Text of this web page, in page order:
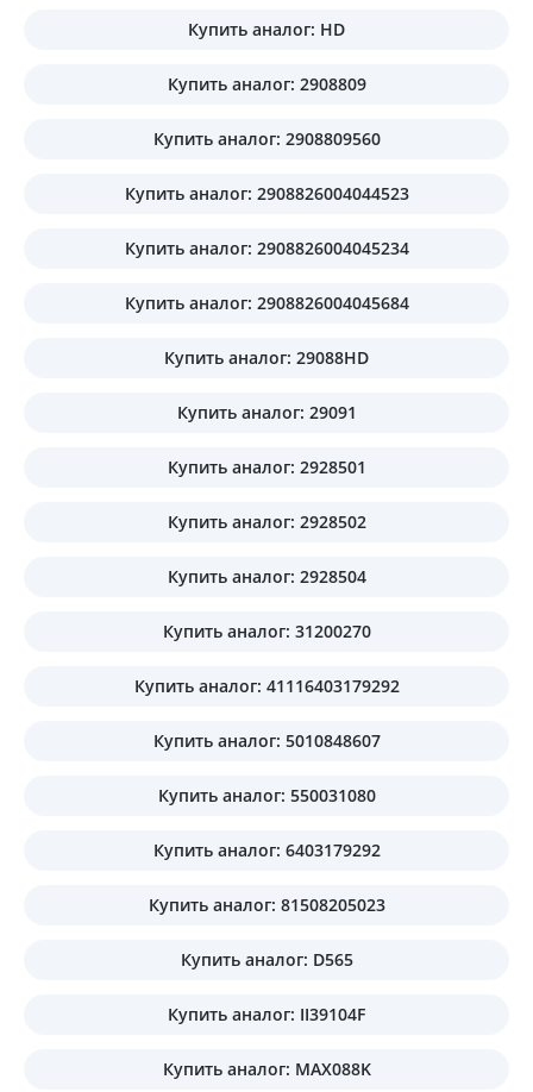
Купить аналог: HD
Купить аналог: 2908809
Купить аналог: 2908809560
Купить аналог: 2908826004044523
Купить аналог: 2908826004045234
Купить аналог: 2908826004045684
Купить аналог: 29088HD
Купить аналог: 29091
Купить аналог: 2928501
Купить аналог: 2928502
Купить аналог: 2928504
Купить аналог: 31200270
Купить аналог: 41116403179292
Купить аналог: 5010848607
Купить аналог: 550031080
Купить аналог: 6403179292
Купить аналог: 81508205023
Купить аналог: D565
Купить аналог: II39104F
Купить аналог: MAX088K